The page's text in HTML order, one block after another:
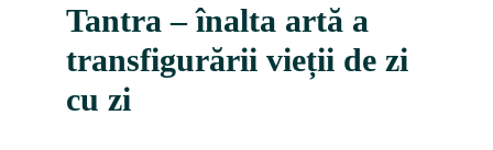
Tantra – înalta artă a
transfigurării vieții de zi
cu zi